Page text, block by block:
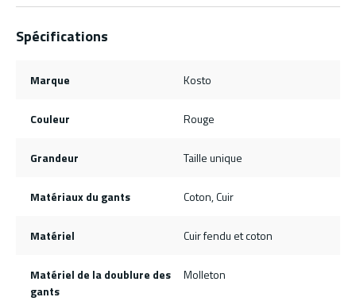
Spécifications
Marque Kosto
Couleur Rouge
Grandeur Taille unique
Matériaux du gants Coton, Cuir
Matériel Cuir fendu et coton
Matériel de la doublure des
gants
Molleton